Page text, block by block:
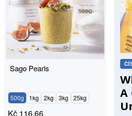
Sago Pearls
500g 1kg 2kg 3kg 25kg
Kč 116.66
A